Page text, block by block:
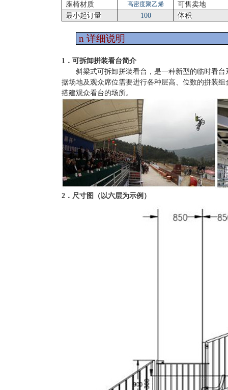
座椅材质
高密度聚乙烯
可售卖地
最小起订量
100 体积
n 详细说明
1．可拆卸拼装看台简介
斜梁式可拆卸拼装看台，是一种新型的临时看
据场地及观众席位需要进行各种层高、位数的拼装
搭建观众看台的场所。
2．尺寸图（以六层为示例）